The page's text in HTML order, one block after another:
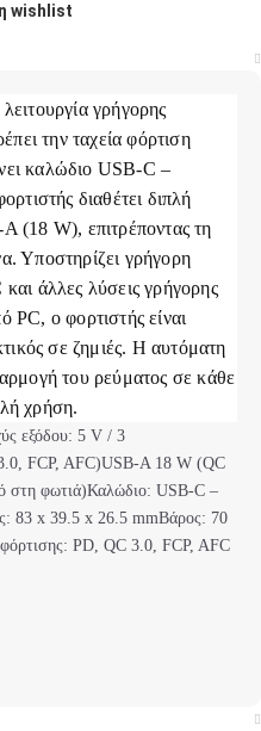
wishlist
γρήγορης
την ταχεία φόρτιση
καλώδιο USB-C –
διαθέτει διπλή
(18 W), επιτρέποντας τη
Υποστηρίζει γρήγορη
άλλες λύσεις γρήγορης
ο φορτιστής είναι
σε ζημιές. Η αυτόματη
του ρεύματος σε κάθε
χρήση.
εξόδου: 5 V / 3
FCP, AFC)USB-A 18 W (QC
στη φωτιά)Καλώδιο: USB-C –
83 x 39.5 x 26.5 mmΒάρος: 70
PD, QC 3.0, FCP, AFC